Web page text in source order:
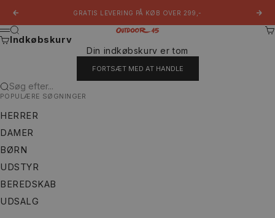
Forrige
GRATIS LEVERING PÅ KØB OVER 299,-
Outdoor 45
Menu
Søg
Indkøbskurv
Din indkøbskurv er tom
FORTSÆT MED AT HANDLE
Søg efter...
POPULÆRE SØGNINGER
HERRER
DAMER
BØRN
UDSTYR
BEREDSKAB
UDSALG